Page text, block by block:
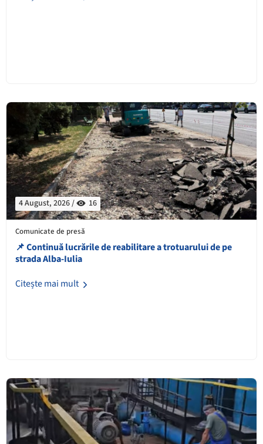
4 August, 2026 / 16
Comunicate de presă
📌 Continuă lucrările de reabilitare a trotuarului de pe
strada Alba-Iulia
Citește mai mult